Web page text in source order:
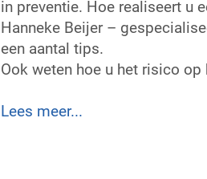
in preventie. Hoe realiseert u
Hanneke Beijer –
een aantal tips.
Ook weten hoe u het risico
Lees meer...